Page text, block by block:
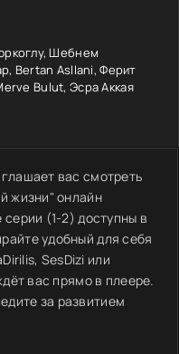
Шебнем
Bertan Asllani, Ферит
Bulut, Эсра Аккая
вас смотреть
жизни" онлайн
(1-2) доступны в
удобный для себя
SesDizi или
вас прямо в плеере.
за развитием